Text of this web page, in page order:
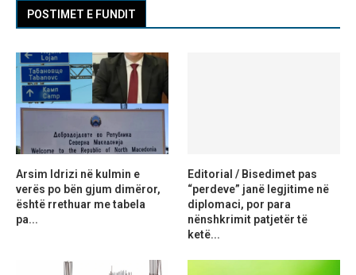
POSTIMET E FUNDIT
Arsim Idrizi në kulmin e
verës po bën gjum dimëror,
është rrethuar me tabela
pa...
Editorial / Bisedimet pas
“perdeve” janë legjitime në
diplomaci, por para
nënshkrimit patjetër të
ketë...